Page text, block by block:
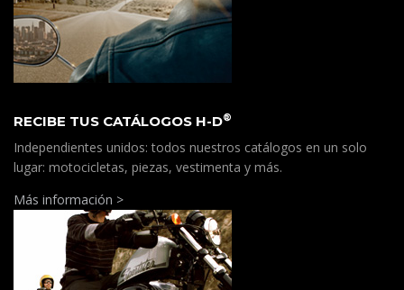
RECIBE TUS CATÁLOGOS H-D®
Independientes unidos: todos nuestros catálogos en un solo
lugar: motocicletas, piezas, vestimenta y más.
Más información >